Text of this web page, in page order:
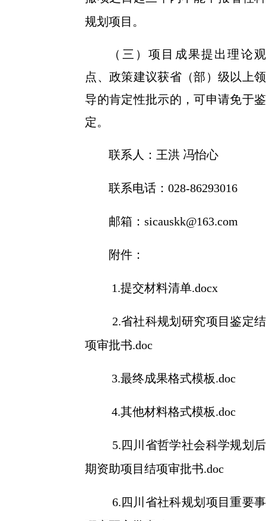
规划项目。
（三）项目成果提出理论观
点、政策建议获省（部）级以上领
导的肯定性批示的，可申请免于鉴
定。
联系人：王洪 冯怡心
联系电话：028-86293016
邮箱：sicauskk@163.com
附件：
1.提交材料清单.docx
2.省社科规划研究项目鉴定结
项审批书.doc
3.最终成果格式模板.doc
4.其他材料格式模板.doc
5.四川省哲学社会科学规划后
期资助项目结项审批书.doc
6.四川省社科规划项目重要事